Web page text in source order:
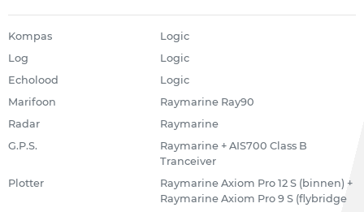
Kompas
Logic
Log
Logic
Echolood
Logic
Marifoon
Raymarine Ray90
Radar
Raymarine
G.P.S.
Raymarine + AIS700 Class B
Tranceiver
Plotter
Raymarine Axiom Pro 12 S (binnen) +
Raymarine Axiom Pro 9 S (flybridge